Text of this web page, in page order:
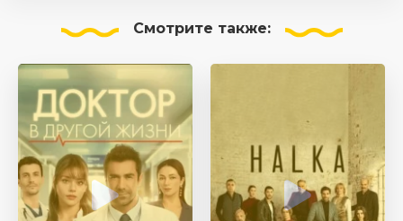
Смотрите также: